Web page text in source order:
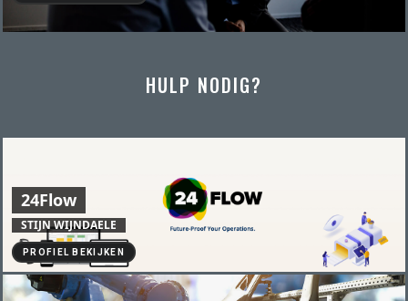
HULP NODIG?
24Flow
STIJN WIJNDAELE
PROFIEL BEKIJKEN